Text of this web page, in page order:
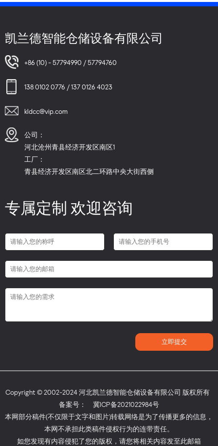
凯兰德智能仓储设备有限公司
+86 (10) - 57794990 / 57794760
138 0102 0776 / 137 0126 4023
kldcc@vip.com
公司：
河北沧州青县经济开发区南区1
工厂：
青县经济开发区南区北二环路中央大街西侧
专属定制 欢迎咨询
Copyright © 2002-2024 河北凯兰德智能仓储设备有限公司 版权所有
备案号：
冀ICP备2021022984号
本网部分稿件(不仅限于文字和图片)转载网络是为了传播更多的信息，
本网不承担此类稿件侵权行为的连带责任。
如您发现有内容侵犯了您的版权，请您将相关内容发至此邮箱